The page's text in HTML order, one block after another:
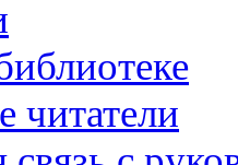
читатели